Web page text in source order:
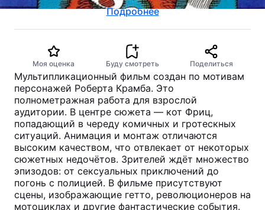
Подробнее
Моя оценка Буду смотреть Поделиться
Мультипликационный фильм создан по мотивам
персонажей Роберта Крамба. Это
полнометражная работа для взрослой
аудитории. В центре сюжета — кот Фриц,
попадающий в череду комичных и гротескных
ситуаций. Анимация и монтаж отличаются
высоким качеством, что отвлекает от некоторых
сюжетных недочётов. Зрителей ждёт множество
эпизодов: от сексуальных приключений до
погонь с полицией. В фильме присутствуют
сцены, изображающие гетто, революционеров на
мотоциклах и другие фантастические события.